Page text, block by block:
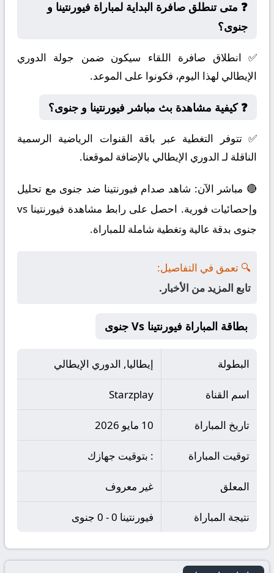
❓ متى تنطلق صافرة البداية لمباراة فيورنتينا و
جنوى؟
✅ انطلاق صافرة اللقاء سيكون ضمن جولة الدوري
الإيطالي لهذا اليوم، فكونوا على الموعد.
❓ كيفية مشاهدة بث مباشر فيورنتينا و جنوى؟
✅ تتوفر التغطية عبر باقة القنوات الرياضية الرسمية
الناقلة لـ الدوري الإيطالي بالإضافة لموقعنا.
🔴 مباشر الآن: شاهد صدام فيورنتينا ضد جنوى مع تحليل
وإحصائيات فورية. احصل على رابط مشاهدة فيورنتينا vs
جنوى بدقة عالية وتغطية شاملة للمباراة.
🔍 تعمق في التفاصيل:
تابع المزيد من الأخبار.
بطاقة المباراة فيورنتينا Vs جنوى
البطولة إيطاليا, الدوري الإيطالي
اسم القناة Starzplay
تاريخ المباراة 10 مايو 2026
توقيت المباراة : بتوقيت جهازك
المعلق غير معروف
نتيجة المباراة فيورنتينا 0 - 0 جنوى